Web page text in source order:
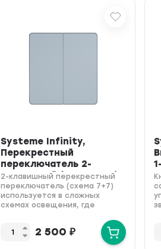
Systeme Infinity,
Перекрестный
переключатель 2-
клавишный (250В,16АХ),
FSE0011...
2-клавишный перекрестный
переключатель (схема 7+7)
используется в сложных
схемах освещения, где
одновременно. 250 В, 10 AX.
2 500 ₽